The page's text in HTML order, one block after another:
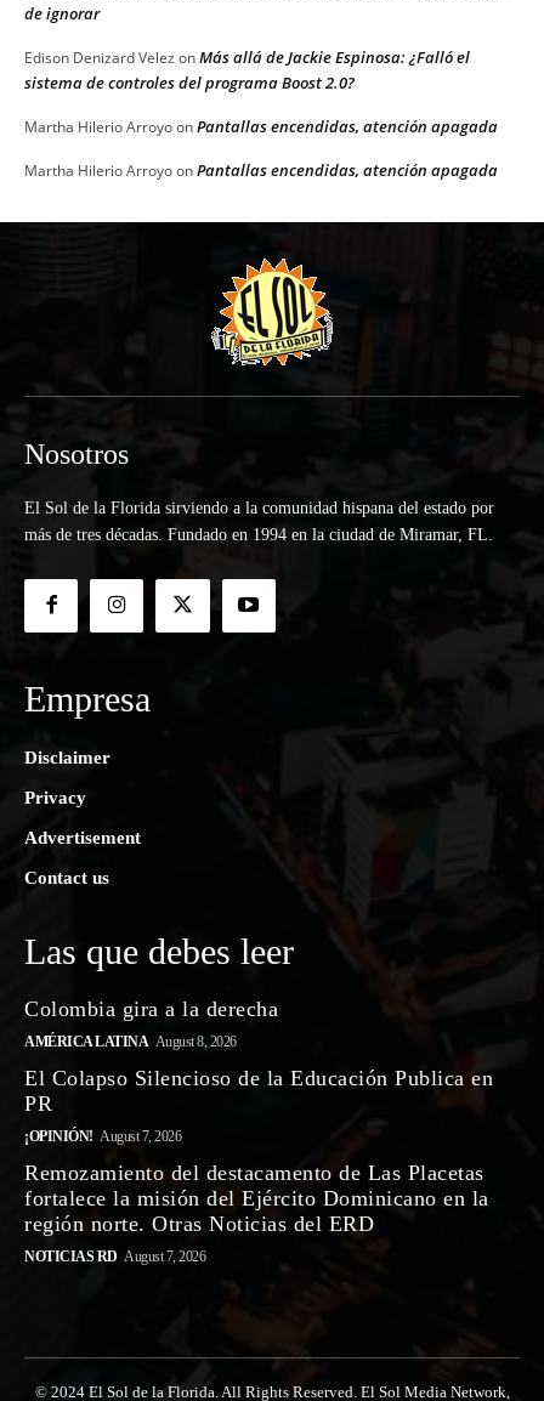
de ignorar
Edison Denizard Velez onMás allá de Jackie Espinosa: ¿Falló el
sistema de controles del programa Boost 2.0?
Martha Hilerio ArroyoonPantallas encendidas, atención apagada
Martha Hilerio ArroyoonPantallas encendidas, atención apagada
Nosotros
El Sol de la Florida sirviendo a la comunidad hispana del estado por
más de tres décadas. Fundado en 1994 en la ciudad de Miramar, FL.
Empresa
Disclaimer
Privacy
Advertisement
Contact us
Las que debes leer
Colombia gira a la derecha
AMÉRICA LATINA August 8, 2026
El Colapso Silencioso de la Educación Publica en
PR
¡OPINIÓN! August 7, 2026
Remozamiento del destacamento de Las Placetas
fortalece la misión del Ejército Dominicano en la
región norte. Otras Noticias del ERD
NOTICIAS RD August 7, 2026
© 2024 El Sol de la Florida. All Rights Reserved. El Sol Media Network,